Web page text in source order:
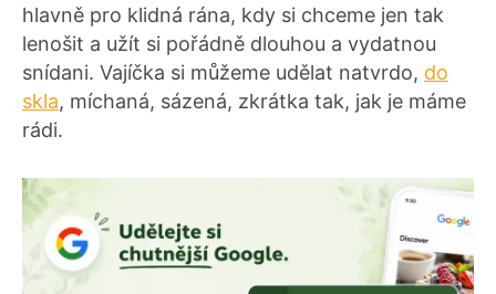
hlavně pro klidná rána, kdy si chceme jen tak
lenošit a užít si pořádně dlouhou a vydatnou
snídani. Vajíčka si můžeme udělat natvrdo, do
skla, míchaná, sázená, zkrátka tak, jak je máme
rádi.